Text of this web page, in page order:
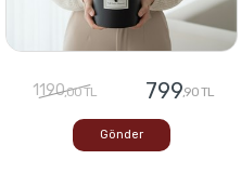
1190,00 TL 799,90 TL
Gönder